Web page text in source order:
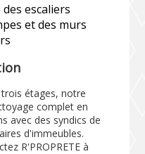
escaliers
et des murs
étages, notre
complet en
avec des syndics de
d'immeubles.
R'PROPRETE à